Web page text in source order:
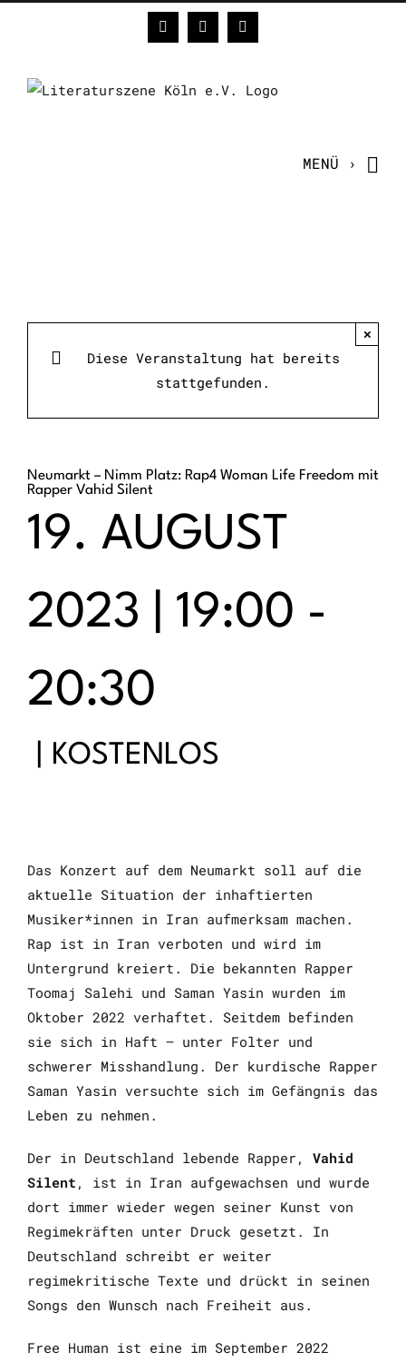
FacebookInstagram
E-
Mail
Diese Veranstaltung hat bereits
stattgefunden.
×
Neumarkt – Nimm Platz: Rap4 Woman Life Freedom mit
Rapper Vahid Silent
19. AUGUST
2023 | 19:00 -
20:30
KOSTENLOS
Das Konzert auf dem Neumarkt soll auf die
aktuelle Situation der inhaftierten
Musiker*innen in Iran aufmerksam machen.
Rap ist in Iran verboten und wird im
Untergrund kreiert. Die bekannten Rapper
Toomaj Salehi und Saman Yasin wurden im
Oktober 2022 verhaftet. Seitdem befinden
sie sich in Haft – unter Folter und
schwerer Misshandlung. Der kurdische Rapper
Saman Yasin versuchte sich im Gefängnis das
Leben zu nehmen.
Der in Deutschland lebende Rapper , Vahid
Silent , ist in Iran aufgewachsen und wurde
dort immer wieder wegen seiner Kunst von
Regimekräften unter Druck gesetzt. In
Deutschland schreibt er weiter
regimekritische Texte und drückt in seinen
Songs den Wunsch nach Freiheit aus.
Free Human ist eine im September 2022